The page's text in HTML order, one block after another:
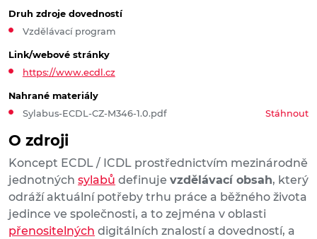
O zdroji
Koncept ECDL / ICDL prostřednictvím mezinárodně
jednotných sylabů definuje vzdělávací obsah, který
odráží aktuální potřeby trhu práce a běžného života
jedince ve společnosti, a to zejména v oblasti
přenositelných digitálních znalostí a dovedností, a
Druh zdroje dovedností
Vzdělávací program
Link/webové stránky
https://www.ecdl.cz
Nahrané materiály
Sylabus-ECDL-CZ-M346-1.0.pdf
Stáhnout